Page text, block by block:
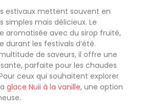
estivaux mettent souvent en
simples mais délicieux. Le
aromatisée avec du sirop fruité,
durant les festivals d’été.
de saveurs, il offre une
parfaite pour les chaudes
ceux qui souhaitent explorer
glace Nuii à la vanille, une option